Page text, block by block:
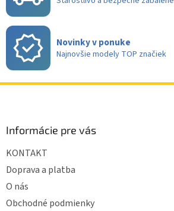
i
Novinky v ponuke
Najnovšie modely TOP značiek
Informácie pre vás
KONTAKT
Doprava a platba
O nás
Obchodné podmienky